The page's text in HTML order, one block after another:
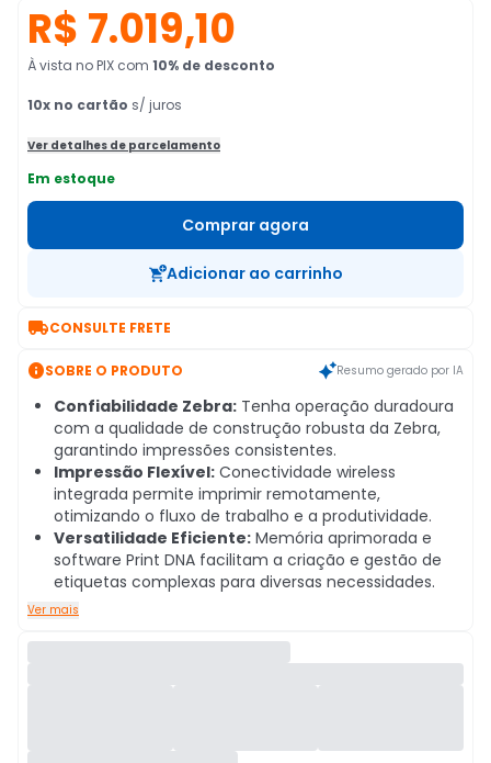
R$ 7.019,10
À vista no PIX com 10% de desconto
10x no cartão s/ juros
Ver detalhes de parcelamento
Em estoque
Comprar agora
Adicionar ao carrinho
CONSULTE FRETE
SOBRE O PRODUTO Resumo gerado por IA
Confiabilidade Zebra: Tenha operação duradoura
com a qualidade de construção robusta da Zebra,
garantindo impressões consistentes.
Impressão Flexível: Conectividade wireless
integrada permite imprimir remotamente,
otimizando o fluxo de trabalho e a produtividade.
Versatilidade Eficiente: Memória aprimorada e
software Print DNA facilitam a criação e gestão de
etiquetas complexas para diversas necessidades.
Ver mais